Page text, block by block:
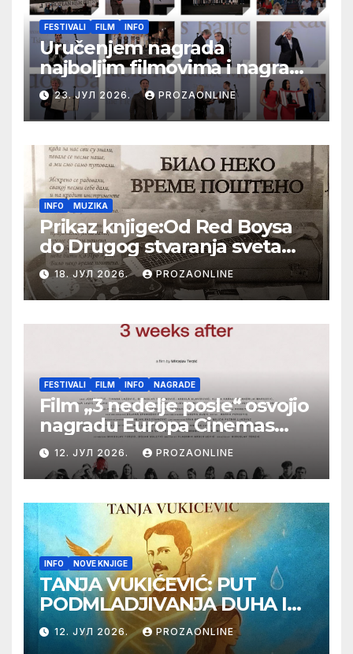
FESTIVALI FILM INFO
Uručenjem nagrada
najboljim filmovima i nagrade
„Aleksandar Lifka“ Radošu
Bajiću svečano zatvoren 33.
Festival evropskog filma Palić
23. ЈУЛ 2026. PROZAONLINE
INFO MUZIKA
Prikaz knjige:Od Red Boysa
do Drugog stvaranja sveta
(bilo neko vreme pošteno)
(autor- Zlatomira Sremca,
Botoš 2022. godine,
samizdat)
18. ЈУЛ 2026. PROZAONLINE
FESTIVALI FILM INFO NAGRADE
Film „3 nedelje posle“ osvojio
nagradu Europa Cinemas
Label na Filmskom festivalu
u Karlovim Varima
12. ЈУЛ 2026. PROZAONLINE
INFO NOVE KNJIGE
TANJA VUKIĆEVIĆ: PUT
PODMLADJIVANJA DUHA I
TELA SA TESLOM
12. ЈУЛ 2026. PROZAONLINE